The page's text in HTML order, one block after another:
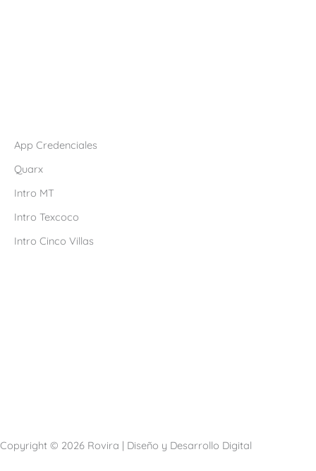
App Credenciales
Quarx
Intro MT
Intro Texcoco
Intro Cinco Villas
Copyright © 2026 Rovira | Diseño y Desarrollo Digital